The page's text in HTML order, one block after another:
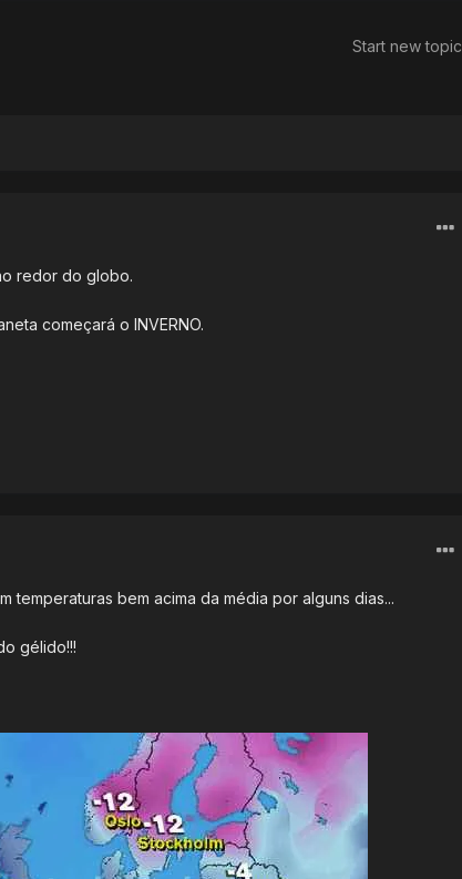
Start new topic
redor do globo.
começará o INVERNO.
temperaturas bem acima da média por alguns dias...
gélido!!!